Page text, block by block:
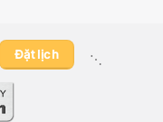
Đặt lịch ⋱